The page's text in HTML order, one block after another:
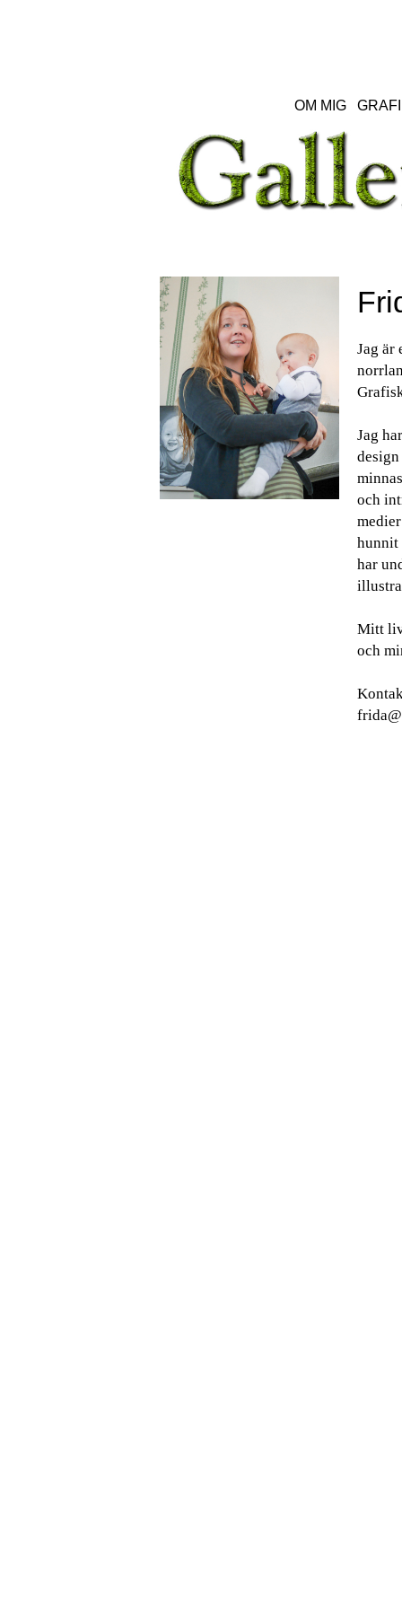
OM MIG
Jag är
Jag
design
och
hunnit
har
Mitt
och